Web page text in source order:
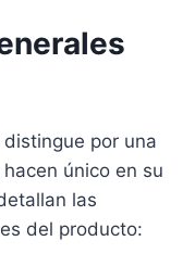
distingue por una
único en su
las
del producto: